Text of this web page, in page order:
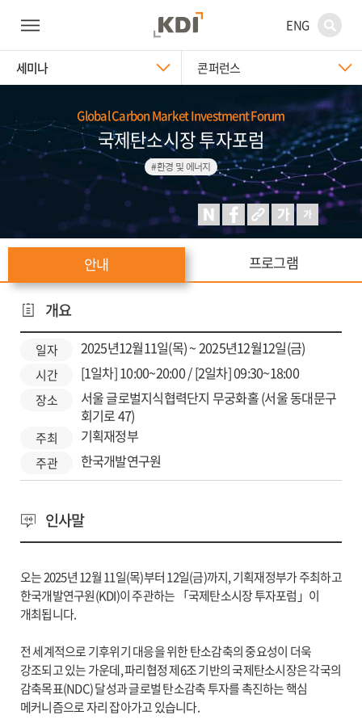
ENG
세미나 콘퍼런스
Global Carbon Market Investment Forum
국제탄소시장 투자포럼
#환경 및 에너지
안내 프로그램
개요
일자 2025년12월11일(목) ~ 2025년12월12일(금)
시간 [1일차] 10:00~20:00 / [2일차] 09:30~18:00
장소
서울 글로벌지식협력단지 무궁화홀 (서울 동대문구
회기로 47)
주최 기획재정부
주관 한국개발연구원
인사말
오는 2025년 12월 11일(목)부터 12일(금)까지, 기획재정부가 주최하고
한국개발연구원(KDI)이 주관하는 「국제탄소시장 투자포럼」이
개최됩니다.
전 세계적으로 기후위기 대응을 위한 탄소감축의 중요성이 더욱
강조되고 있는 가운데, 파리협정 제6조 기반의 국제탄소시장은 각국의
감축목표(NDC) 달성과 글로벌 탄소감축 투자를 촉진하는 핵심
메커니즘으로 자리 잡아가고 있습니다.